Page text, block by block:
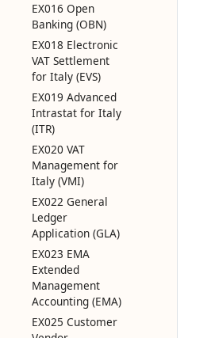
EX016 Open
Banking (OBN)
EX018 Electronic
VAT Settlement
for Italy (EVS)
EX019 Advanced
Intrastat for Italy
(ITR)
EX020 VAT
Management for
Italy (VMI)
EX022 General
Ledger
Application (GLA)
EX023 EMA
Extended
Management
Accounting (EMA)
EX025 Customer